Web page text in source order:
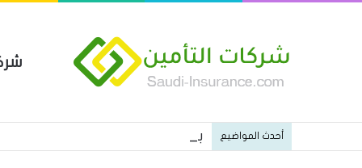
أحدث المواضيع بوليصة التأمين العام من شركة